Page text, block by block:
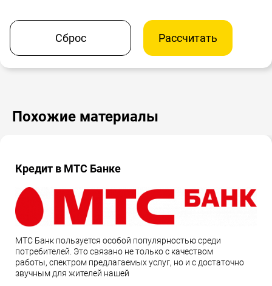
Сброс Рассчитать
Похожие материалы
Кредит в МТС Банке
МТС Банк пользуется особой популярностью среди
потребителей. Это связано не только с качеством
работы, спектром предлагаемых услуг, но и с достаточно
звучным для жителей нашей